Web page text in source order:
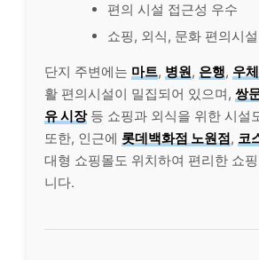
편의 시설 접근성 우수
쇼핑, 외식, 문화 편의시
단지 주변에는 마트, 병원, 은행, 우
활 편의시설이 밀집되어 있으며, 쌍
유 시장등 쇼핑과 외식을 위한 시설
또한, 인근에 롯데백화점 노원점, 코
대형 쇼핑몰도 위치하여 편리한 쇼
니다.